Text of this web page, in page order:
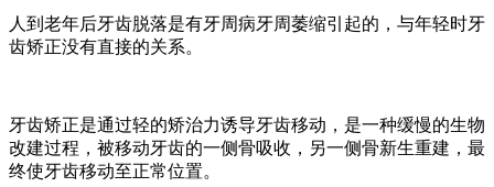
人到老年后牙齿脱落是有牙周病牙周萎缩引起的，与年轻时牙
齿矫正没有直接的关系。
牙齿矫正是通过轻的矫治力诱导牙齿移动，是一种缓慢的生物
改建过程，被移动牙齿的一侧骨吸收，另一侧骨新生重建，最
终使牙齿移动至正常位置。